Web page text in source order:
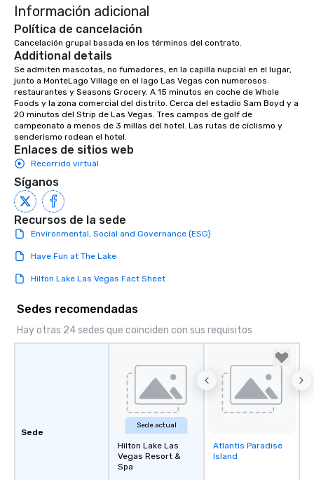
Información adicional
Política de cancelación
Cancelación grupal basada en los términos del contrato.
Additional details
Se admiten mascotas, no fumadores, en la capilla nupcial en el lugar,
junto a MonteLago Village en el lago Las Vegas con numerosos
restaurantes y Seasons Grocery. A 15 minutos en coche de Whole
Foods y la zona comercial del distrito. Cerca del estadio Sam Boyd y a
20 minutos del Strip de Las Vegas. Tres campos de golf de
campeonato a menos de 3 millas del hotel. Las rutas de ciclismo y
senderismo rodean el hotel.
Enlaces de sitios web
Recorrido virtual
Síganos
Recursos de la sede
Environmental, Social and Governance (ESG)
Have Fun at The Lake
Hilton Lake Las Vegas Fact Sheet
Sedes recomendadas
Hay otras 24 sedes que coinciden con sus requisitos
Sede
Sede actual
Hilton Lake Las
Vegas Resort &
Spa
Removed from
favorites
Atlantis Paradise
Island